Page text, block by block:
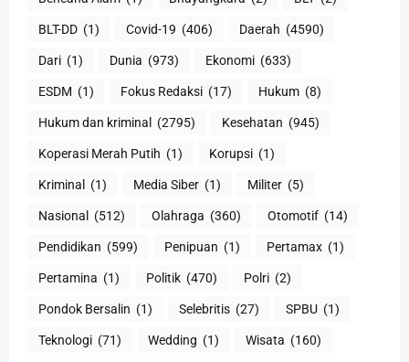
BLT-DD (1) Covid-19 (406) Daerah (4590)
Dari (1) Dunia (973) Ekonomi (633)
ESDM (1) Fokus Redaksi (17) Hukum (8)
Hukum dan kriminal (2795) Kesehatan (945)
Koperasi Merah Putih (1) Korupsi (1)
Kriminal (1) Media Siber (1) Militer (5)
Nasional (512) Olahraga (360) Otomotif (14)
Pendidikan (599) Penipuan (1) Pertamax (1)
Pertamina (1) Politik (470) Polri (2)
Pondok Bersalin (1) Selebritis (27) SPBU (1)
Teknologi (71) Wedding (1) Wisata (160)